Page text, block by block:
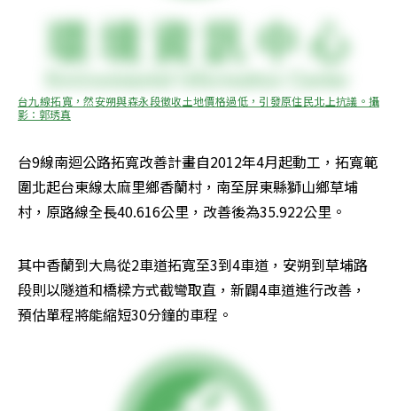
台九線拓寬，然安朔與森永段徵收土地價格過低，引發原住民北上抗議。攝
影：郭琇真
台9線南迴公路拓寬改善計畫自2012年4月起動工，拓寬範
圍北起台東線太麻里鄉香蘭村，南至屏東縣獅山鄉草埔
村，原路線全長40.616公里，改善後為35.922公里。
其中香蘭到大鳥從2車道拓寬至3到4車道，安朔到草埔路
段則以隧道和橋樑方式截彎取直，新闢4車道進行改善，
預估單程將能縮短30分鐘的車程。